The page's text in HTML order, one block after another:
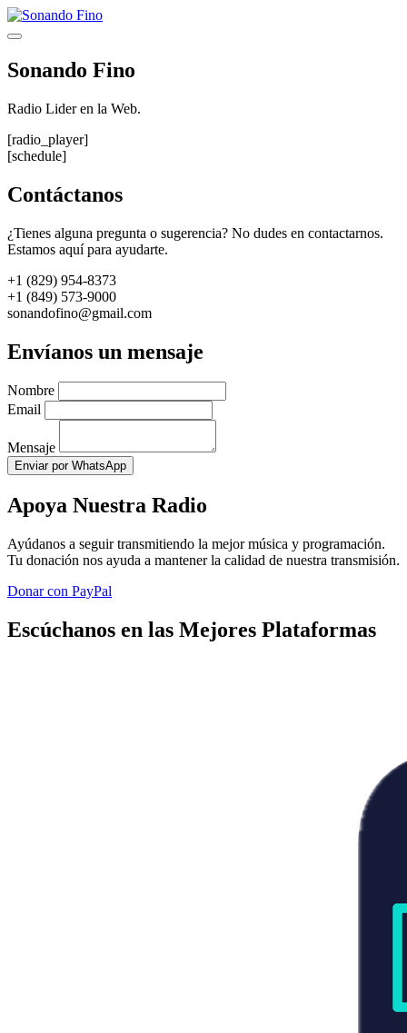
Saltar
al
Menú
Sonando Fino
Radio Lider en la Web.
[radio_player]
[schedule]
Contáctanos
¿Tienes alguna pregunta o sugerencia? No dudes en contactarnos.
Estamos aquí para ayudarte.
+1 (829) 954-8373
+1 (849) 573-9000
sonandofino@gmail.com
Envíanos un mensaje
Nombre
Email
Mensaje
Enviar por WhatsApp
Apoya Nuestra Radio
Ayúdanos a seguir transmitiendo la mejor música y programación.
Tu donación nos ayuda a mantener la calidad de nuestra transmisión.
Donar con PayPal
Escúchanos en las Mejores Plataformas